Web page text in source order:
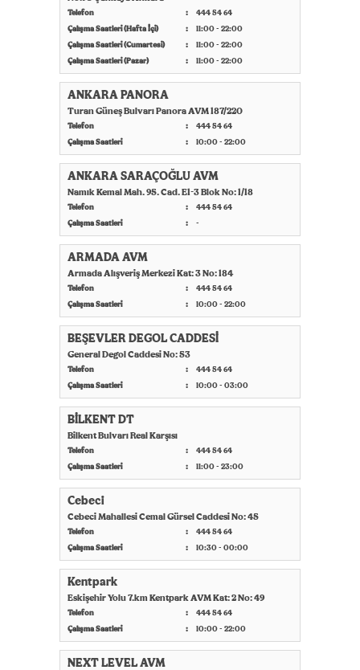
Telefon
444 54 64
Çalışma Saatleri (Hafta İçi)
11:00 - 22:00
Çalışma Saatleri (Cumartesi)
11:00 - 22:00
Çalışma Saatleri (Pazar)
11:00 - 22:00
ANKARA PANORA
Turan Güneş Bulvarı Panora AVM 187/220
Telefon
444 54 64
Çalışma Saatleri
10:00 - 22:00
ANKARA SARAÇOĞLU AVM
Namık Kemal Mah. 95. Cad. E1-3 Blok No: 1/18
Telefon
444 54 64
Çalışma Saatleri
-
ARMADA AVM
Armada Alışveriş Merkezi Kat: 3 No: 184
Telefon
444 54 64
Çalışma Saatleri
10:00 - 22:00
BEŞEVLER DEGOL CADDESİ
General Degol Caddesi No: 53
Telefon
444 54 64
Çalışma Saatleri
10:00 - 03:00
BİLKENT DT
Bilkent Bulvarı Real Karşısı
Telefon
444 54 64
Çalışma Saatleri
11:00 - 23:00
Cebeci
Cebeci Mahallesi Cemal Gürsel Caddesi No: 45
Telefon
444 54 64
Çalışma Saatleri
10:30 - 00:00
Kentpark
Eskişehir Yolu 7.km Kentpark AVM Kat: 2 No: 49
Telefon
444 54 64
Çalışma Saatleri
10:00 - 22:00
NEXT LEVEL AVM